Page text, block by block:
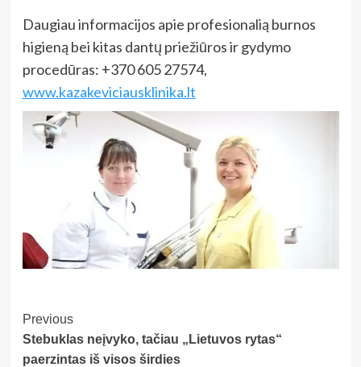
Daugiau informacijos apie profesionalią burnos
higieną bei kitas dantų priežiūros ir gydymo
procedūras: +370 605 27574,
www.kazakeviciausklinika.lt
Post
Navigation
Previous
Stebuklas neįvyko, tačiau „Lietuvos rytas“
paerzintas iš visos širdies